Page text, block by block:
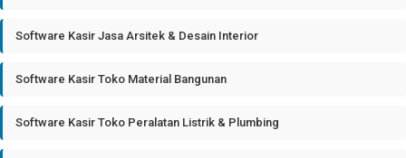
Software Kasir Jasa Arsitek & Desain Interior
Software Kasir Toko Material Bangunan
Software Kasir Toko Peralatan Listrik & Plumbing